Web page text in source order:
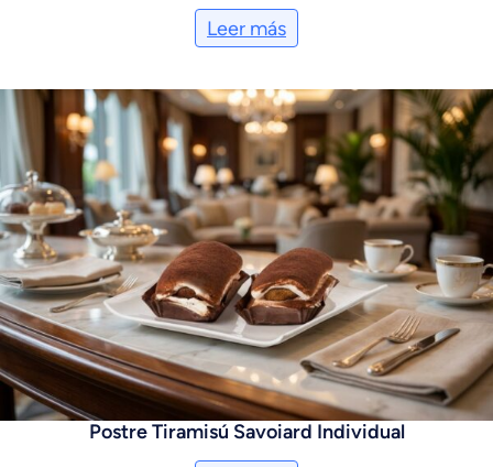
Leer más
Postre Tiramisú Savoiard Individual